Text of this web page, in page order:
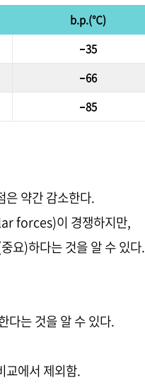
b.p.(℃)
–35
–66
–85
약간 감소한다.
forces)이 경쟁하지만,
요)하다는 것을 알 수 있다.
다는 것을 알 수 있다.
교에서 제외함.